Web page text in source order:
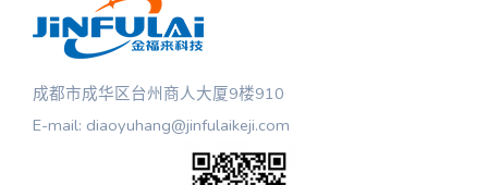
成都市成华区台州商人大厦9楼910
E-mail: diaoyuhang@jinfulaikeji.com